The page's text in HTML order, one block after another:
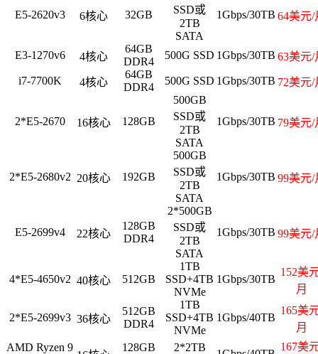
E5-2620v3 6核心 32GB
SSD或
2TB
SATA
1Gbps/30TB 64美元/
E3-1270v6 4核心
64GB
DDR4
500G SSD 1Gbps/30TB 63美元/
i7-7700K
4核心
64GB
DDR4
500G SSD 1Gbps/30TB 72美元/
2*E5-2670 16核心 128GB
500GB
SSD或
2TB
SATA
1Gbps/30TB 79美元/
2*E5-2680v2 20核心 192GB
500GB
SSD或
2TB
SATA
1Gbps/30TB 99美元/
E5-2699v4 22核心
128GB
DDR4
2*500GB
SSD或
2TB
SATA
1Gbps/30TB 99美元/
4*E5-4650v2 40核心 512GB
1TB
SSD+4TB
NVMe
1Gbps/30TB
152美
月
2*E5-2699v3 36核心
512GB
DDR4
1TB
SSD+4TB
NVMe
1Gbps/40TB
165美
月
AMD Ryzen 9
128GB
2*2TB
167美